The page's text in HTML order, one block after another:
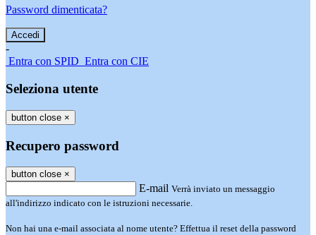
Password dimenticata?
-
Entra con SPID Entra con CIE
Seleziona utente
button close ×
Recupero password
button close ×
E-mail Verrà inviato un messaggio
all'indirizzo indicato con le istruzioni necessarie.
Non hai una e-mail associata al nome utente? Effettua il reset della password